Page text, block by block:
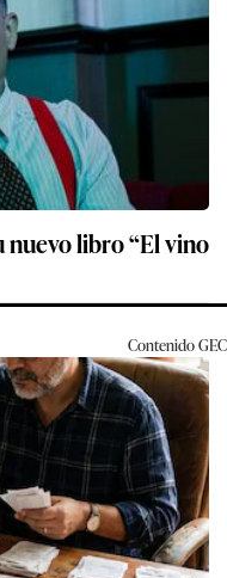
nuevo libro “El vino
ContenidoGEC